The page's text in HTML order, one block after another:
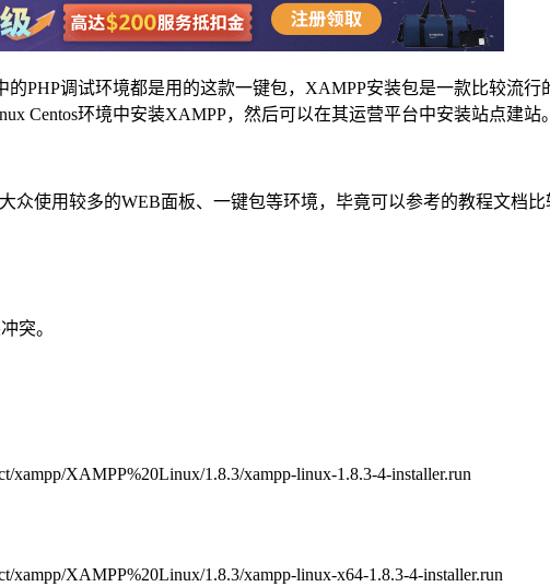
PHP调试环境都是用的这款一键包，XAMPP安装包是一款比较流
Centos环境中安装XAMPP，然后可以在其运营平台中安装站点建站。
众使用较多的WEB面板、一键包等环境，毕竟可以参考的教程文档
突。
xampp/XAMPP%20Linux/1.8.3/xampp-linux-1.8.3-4-installer.run
xampp/XAMPP%20Linux/1.8.3/xampp-linux-x64-1.8.3-4-installer.run